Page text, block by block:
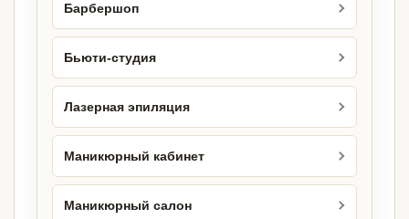
Барбершоп
Бьюти-студия
Лазерная эпиляция
Маникюрный кабинет
Маникюрный салон